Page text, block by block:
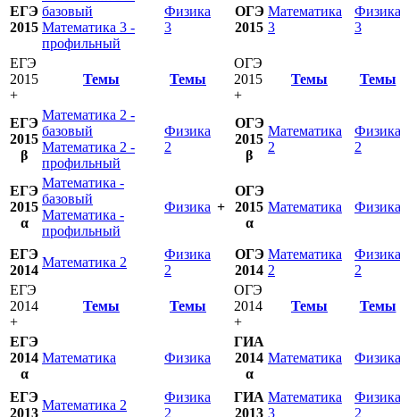
ЕГЭ
2015
базовый
Математика 3 -
профильный
Физика
3
ОГЭ
2015
Математика
3
Физика
3
ЕГЭ
2015
+
Темы Темы
ОГЭ
2015
+
Темы Темы
ЕГЭ
2015
β
Математика 2 -
базовый
Математика 2 -
профильный
Физика
2
ОГЭ
2015
β
Математика
2
Физика
2
ЕГЭ
2015
α
Математика -
базовый
Математика -
профильный
Физика +
ОГЭ
2015
α
Математика Физика
ЕГЭ
2014
Математика 2
Физика
2
ОГЭ
2014
Математика
2
Физика
2
ЕГЭ
2014
+
Темы Темы
ОГЭ
2014
+
Темы Темы
ЕГЭ
2014
α
Математика Физика
ГИА
2014
α
Математика Физика
ЕГЭ
2013
Математика 2
Физика
2
ГИА
2013
Математика
3
Физика
2